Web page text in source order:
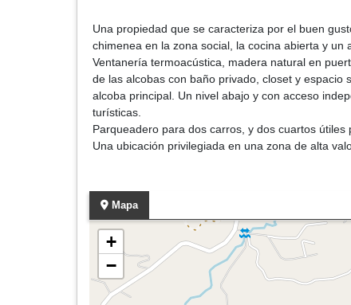
Una propiedad que se caracteriza por el buen
chimenea en la zona social, la cocina abierta y un
Ventanería termoacústica, madera natural en
de las alcobas con baño privado, closet y
alcoba principal. Un nivel abajo y con acceso
turísticas.
Parqueadero para dos carros, y dos cuartos útiles
Una ubicación privilegiada en una zona de alta
Mapa
+
−